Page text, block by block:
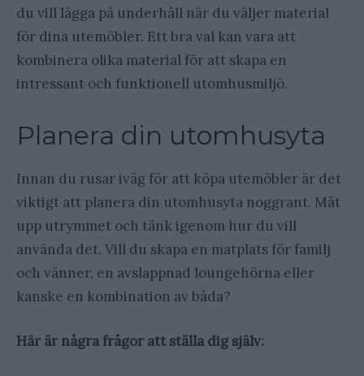
du vill lägga på underhåll när du väljer material
för dina utemöbler. Ett bra val kan vara att
kombinera olika material för att skapa en
intressant och funktionell utomhusmiljö.
Planera din utomhusyta
Innan du rusar iväg för att köpa utemöbler är det
viktigt att planera din utomhusyta noggrant. Mät
upp utrymmet och tänk igenom hur du vill
använda det. Vill du skapa en matplats för familj
och vänner, en avslappnad loungehörna eller
kanske en kombination av båda?
Här är några frågor att ställa dig själv: